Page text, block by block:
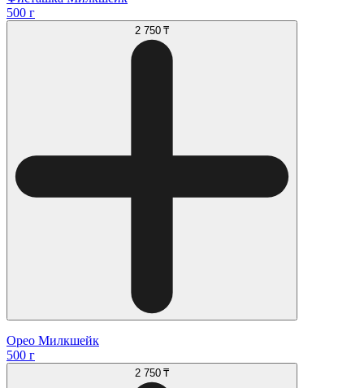
500 г
2 750 ₸
Орео Милкшейк
500 г
2 750 ₸